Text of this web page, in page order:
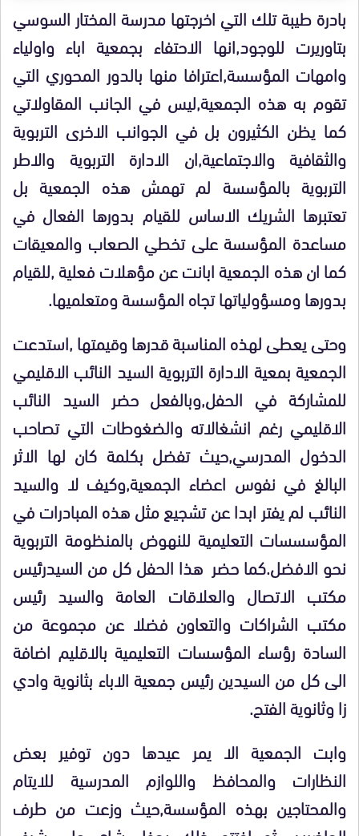
بادرة طيبة تلك التي اخرجتها مدرسة المختار السوسي
بتاوريرت للوجود,انها الاحتفاء بجمعية اباء واولياء
وامهات المؤسسة,اعترافا منها بالدور المحوري التي
تقوم به هذه الجمعية,ليس في الجانب المقاولاتي
كما يظن الكثيرون بل في الجوانب الاخرى التربوية
والثقافية والاجتماعية,ان الادارة التربوية والاطر
التربوية بالمؤسسة لم تهمش هذه الجمعية بل
تعتبرها الشريك الاساس للقيام بدورها الفعال في
مساعدة المؤسسة على تخطي الصعاب والمعيقات
كما ان هذه الجمعية ابانت عن مؤهلات فعلية ,للقيام
بدورها ومسؤولياتها تجاه المؤسسة ومتعلميها.
وحتى يعطى لهذه المناسبة قدرها وقيمتها ,استدعت
الجمعية بمعية الادارة التربوية السيد النائب الاقليمي
للمشاركة في الحفل,وبالفعل حضر السيد النائب
الاقليمي رغم انشغالاته والضغوطات التي تصاحب
الدخول المدرسي,حيث تفضل بكلمة كان لها الاثر
البالغ في نفوس اعضاء الجمعية,وكيف لا والسيد
النائب لم يفتر ابدا عن تشجيع مثل هذه المبادرات في
المؤسسسات التعليمية للنهوض بالمنظومة التربوية
نحو الافضل.كما حضر هذا الحفل كل من السيدرئيس
مكتب الاتصال والعلاقات العامة والسيد رئيس
مكتب الشراكات والتعاون فضلا عن مجموعة من
السادة رؤساء المؤسسات التعليمية بالاقليم اضافة
الى كل من السيدين رئيس جمعية الاباء بثانوية وادي
زا وثانوية الفتح.
وابت الجمعية الا يمر عيدها دون توفير بعض
النظارات والمحافظ واللوازم المدرسية للايتام
والمحتاجين بهذه المؤسسة,حيث وزعت من طرف